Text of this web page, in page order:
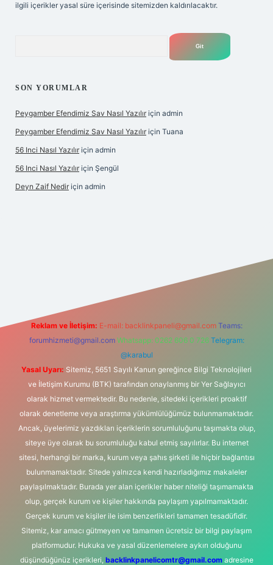
ilgili içerikler yasal süre içerisinde sitemizden kaldırılacaktır.
SON YORUMLAR
Peygamber Efendimiz Sav Nasıl Yazılır için admin
Peygamber Efendimiz Sav Nasıl Yazılır için Tuana
56 Inci Nasıl Yazılır için admin
56 Inci Nasıl Yazılır için Şengül
Deyn Zaif Nedir için admin
Reklam ve İletişim: E-mail: backlinkpaneli@gmail.com Teams:
forumhizmeti@gmail.com Whatsapp: 0262 606 0 726 Telegram:
@karabul
Yasal Uyarı: Sitemiz, 5651 Sayılı Kanun gereğince Bilgi Teknolojileri
ve İletişim Kurumu (BTK) tarafından onaylanmış bir Yer Sağlayıcı
olarak hizmet vermektedir. Bu nedenle, sitedeki içerikleri proaktif
olarak denetleme veya araştırma yükümlülüğümüz bulunmamaktadır.
Ancak, üyelerimiz yazdıkları içeriklerin sorumluluğunu taşımakta olup,
siteye üye olarak bu sorumluluğu kabul etmiş sayılırlar. Bu internet
sitesi, herhangi bir marka, kurum veya şahıs şirketi ile hiçbir bağlantısı
bulunmamaktadır. Sitede yalnızca kendi hazırladığımız makaleler
paylaşılmaktadır. Burada yer alan içerikler haber niteliği taşımamakta
olup, gerçek kurum ve kişiler hakkında paylaşım yapılmamaktadır.
Gerçek kurum ve kişiler ile isim benzerlikleri tamamen tesadüfidir.
Sitemiz, kar amacı gütmeyen ve tamamen ücretsiz bir bilgi paylaşım
platformudur. Hukuka ve yasal düzenlemelere aykırı olduğunu
düşündüğünüz içerikleri, backlinkpanelicomtr@gmail.comadresine